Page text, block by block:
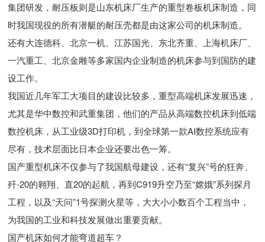
集团研发，耐压板则是山东机床厂生产的重型卷板机床制造，同
时我国现役的所有潜艇的耐压壳都是由这家公司的机床制造。
还有大连德科、北京一机、江苏国光、东北齐重、上海机床厂、
一汽重工、北京金雕等多家国内企业制造的机床参与到国防的建
设工作。
我国近几年军工大项目的建设比较多，重型高端机床发展迅速，
尤其是华中数控和武重集团，他们的产品从高端数控机床到低端
数控机床，从工业级3D打印机，到全球第一款AI数控系统应有
尽有，技术层面比日本企业还要出色一筹。
国产重型机床不仅参与了我国航母建设，还有“复兴”号的狂奔、
歼-20的翱翔、直20的起航，再到C919升空乃至“嫦娥”系列探月
工程，以及“天问”1号探测火星等，大大小小数百个工程当中，
为我国的工业和科技发展做出重要贡献。
国产机床如何才能弯道超车？